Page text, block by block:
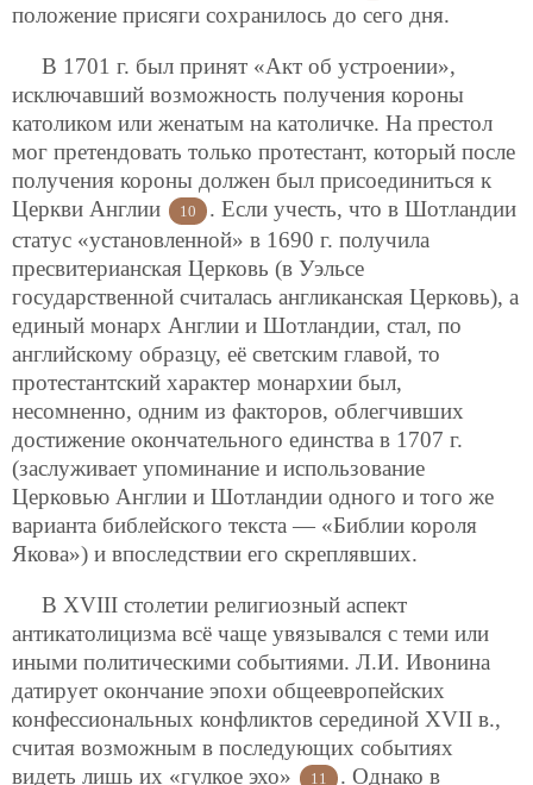
положение присяги сохранилось до сего дня.
В 1701 г. был принят «Акт об устроении»,
исключавший возможность получения короны
католиком или женатым на католичке. На престол
мог претендовать только протестант, который после
получения короны должен был присоединиться к
Церкви Англии
10
. Если учесть, что в Шотландии
статус «установленной» в 1690 г. получила
пресвитерианская Церковь (в Уэльсе
государственной считалась англиканская Церковь), а
единый монарх Англии и Шотландии, стал, по
английскому образцу, её светским главой, то
протестантский характер монархии был,
несомненно, одним из факторов, облегчивших
достижение окончательного единства в 1707 г.
(заслуживает упоминание и использование
Церковью Англии и Шотландии одного и того же
варианта библейского текста — «Библии короля
Якова») и впоследствии его скреплявших.
В XVIII столетии религиозный аспект
антикатолицизма всё чаще увязывался с теми или
иными политическими событиями. Л.И. Ивонина
датирует окончание эпохи общеевропейских
конфессиональных конфликтов серединой XVII в.,
считая возможным в последующих событиях
видеть лишь их «гулкое эхо»
11
. Однако в